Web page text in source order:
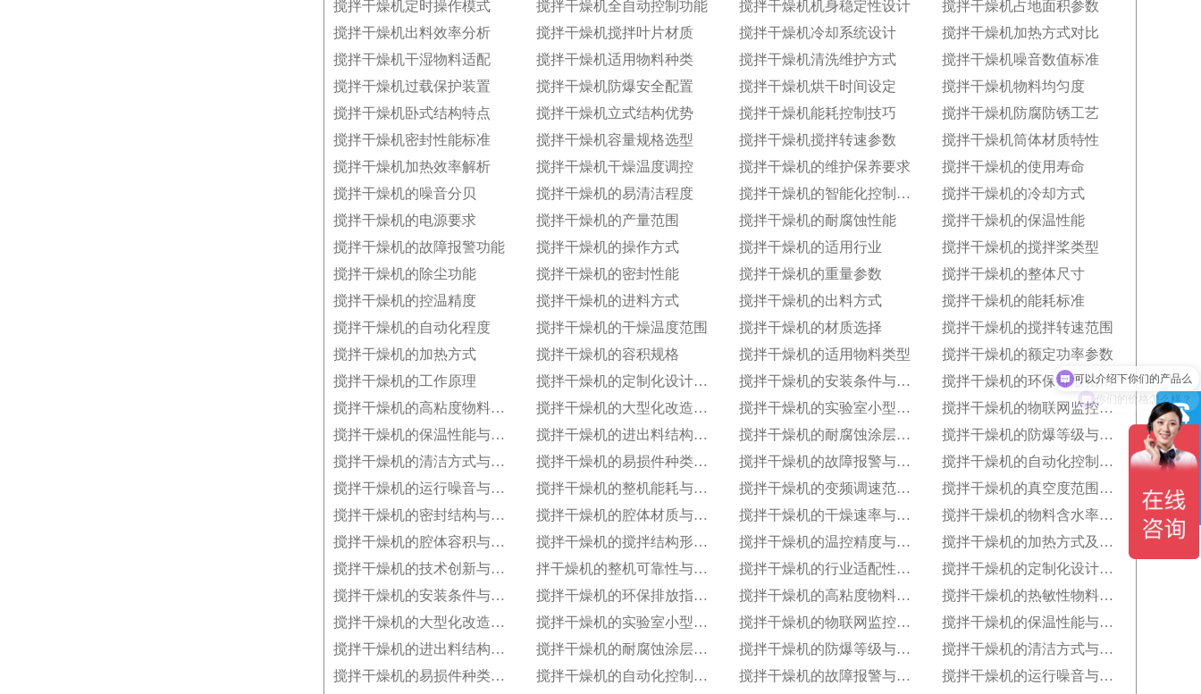
搅拌干燥机定时操作模式
搅拌干燥机全自动控制功能 搅拌干燥机机身稳定性设计
搅拌干燥机占地面积参数
搅拌干燥机出料效率分析
搅拌干燥机搅拌叶片材质 搅拌干燥机冷却系统设计
搅拌干燥机加热方式对比
搅拌干燥机干湿物料适配
搅拌干燥机适用物料种类 搅拌干燥机清洗维护方式
搅拌干燥机噪音数值标准
搅拌干燥机过载保护装置
搅拌干燥机防爆安全配置 搅拌干燥机烘干时间设定
搅拌干燥机物料均匀度
搅拌干燥机卧式结构特点
搅拌干燥机立式结构优势 搅拌干燥机能耗控制技巧
搅拌干燥机防腐防锈工艺
搅拌干燥机密封性能标准
搅拌干燥机容量规格选型 搅拌干燥机搅拌转速参数
搅拌干燥机筒体材质特性
搅拌干燥机加热效率解析
搅拌干燥机干燥温度调控 搅拌干燥机的维护保养要求
搅拌干燥机的使用寿命
搅拌干燥机的噪音分贝
搅拌干燥机的易清洁程度 搅拌干燥机的智能化控制功能
搅拌干燥机的冷却方式
搅拌干燥机的电源要求
搅拌干燥机的产量范围 搅拌干燥机的耐腐蚀性能
搅拌干燥机的保温性能
搅拌干燥机的故障报警功能
搅拌干燥机的操作方式 搅拌干燥机的适用行业
搅拌干燥机的搅拌桨类型
搅拌干燥机的除尘功能
搅拌干燥机的密封性能 搅拌干燥机的重量参数
搅拌干燥机的整体尺寸
搅拌干燥机的控温精度
搅拌干燥机的进料方式 搅拌干燥机的出料方式
搅拌干燥机的能耗标准
搅拌干燥机的自动化程度
搅拌干燥机的干燥温度范围 搅拌干燥机的材质选择
搅拌干燥机的搅拌转速范围
搅拌干燥机的加热方式
搅拌干燥机的容积规格 搅拌干燥机的适用物料类型
搅拌干燥机的额定功率参数
搅拌干燥机的工作原理
搅拌干燥机的定制化设计服务范围 搅拌干燥机的安装条件与空间布局要求
搅拌干燥机的环保排放指标与净化措施
搅拌干燥机的高粘度物料干燥适配设计
搅拌干燥机的大型化改造与连续生产能力 搅拌干燥机的实验室小型化与参数复刻性
搅拌干燥机的物联网监控与数据追溯能力
搅拌干燥机的保温性能与热损失率
搅拌干燥机的进出料结构与自动化适配 搅拌干燥机的耐腐蚀涂层技术与应用场景
搅拌干燥机的防爆等级与危险环境适配性
搅拌干燥机的清洁方式与卫生残留标准
搅拌干燥机的易损件种类与更换周期 搅拌干燥机的故障报警与安全保护功能
搅拌干燥机的自动化控制模式分类
搅拌干燥机的运行噪音与减震措施
搅拌干燥机的整机能耗与单位能耗标准 搅拌干燥机的变频调速范围与控制精度
搅拌干燥机的真空度范围与真空干燥效果
搅拌干燥机的密封结构与防泄漏等级
搅拌干燥机的腔体材质与耐温耐腐蚀性能 搅拌干燥机的干燥速率与处理量参数
搅拌干燥机的物料含水率控制范围
搅拌干燥机的腔体容积与有效装载率
搅拌干燥机的搅拌结构形式与适配物料 搅拌干燥机的温控精度与波动范围
搅拌干燥机的加热方式及热效率指标
搅拌干燥机的技术创新与专利技术应用
拌干燥机的整机可靠性与使用寿命 搅拌干燥机的行业适配性与工艺调整方案
搅拌干燥机的定制化设计服务范围
搅拌干燥机的安装条件与空间布局要求
搅拌干燥机的环保排放指标与净化措施 搅拌干燥机的高粘度物料干燥适配设计
搅拌干燥机的热敏性物料处理工艺优化
搅拌干燥机的大型化改造与连续生产能力
搅拌干燥机的实验室小型化与参数复刻性 搅拌干燥机的物联网监控与数据追溯能力
搅拌干燥机的保温性能与热损失率
搅拌干燥机的进出料结构与自动化适配
搅拌干燥机的耐腐蚀涂层技术与应用场景 搅拌干燥机的防爆等级与危险环境适配性
搅拌干燥机的清洁方式与卫生残留标准
搅拌干燥机的易损件种类与更换周期
搅拌干燥机的自动化控制模式分类 搅拌干燥机的故障报警与安全保护功能
搅拌干燥机的运行噪音与减震措施
你们的价格怎么样？